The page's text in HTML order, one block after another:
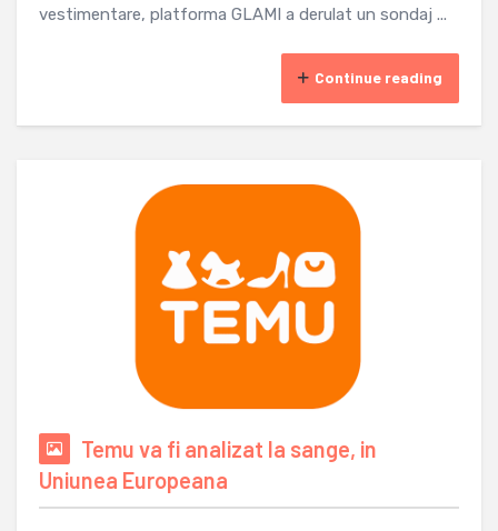
vestimentare, platforma GLAMI a derulat un sondaj ...
Continue reading
Temu va fi analizat la sange, in
Uniunea Europeana